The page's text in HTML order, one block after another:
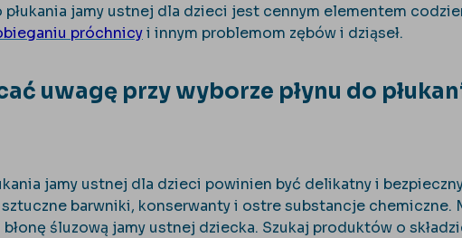
płukania jamy ustnej dla dzieci jest cennym elementem
próchnicyi innym problemom zębów i dziąseł.
uwagę przy wyborze płynu do
jamy ustnej dla dzieci powinien być delikatny i
barwniki, konserwanty i ostre substancje chemiczne.
śluzową jamy ustnej dziecka. Szukaj produktów o